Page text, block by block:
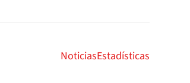
NoticiasEstadísticas